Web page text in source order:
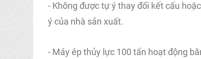
- Không được tự ý thay đổi kết cấu
ý của nhà sản xuất.
- Máy ép thủy lực 100 tấn hoạt động